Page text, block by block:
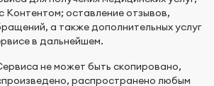
Контентом; оставление отзывов,
а также дополнительных услуг
в дальнейшем.
не может быть скопировано,
распространено любым